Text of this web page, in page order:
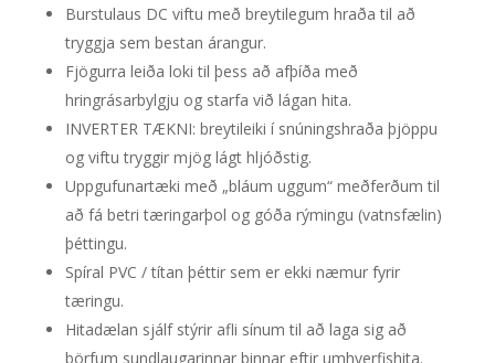
Burstulaus DC viftu með breytilegum hraða til að
tryggja sem bestan árangur.
Fjögurra leiða loki til þess að afþíða með
hringrásarbylgju og starfa við lágan hita.
INVERTER TÆKNI: breytileiki í snúningshraða þjöppu
og viftu tryggir mjög lágt hljóðstig.
Uppgufunartæki með „bláum uggum“ meðferðum til
að fá betri tæringarþol og góða rýmingu (vatnsfælin)
þéttingu.
Spíral PVC / títan þéttir sem er ekki næmur fyrir
tæringu.
Hitadælan sjálf stýrir afli sínum til að laga sig að
þörfum sundlaugarinnar þinnar eftir umhverfishita.